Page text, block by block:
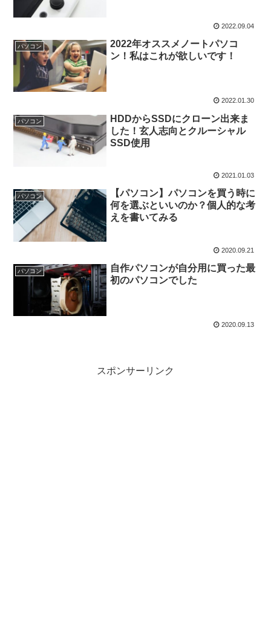
2022.09.04
パソコン
2022年オススメノートパソコ
ン！私はこれが欲しいです！
2022.01.30
パソコン
HDDからSSDにクローン出来ま
した！玄人志向とクルーシャル
SSD使用
2021.01.03
パソコン
【パソコン】パソコンを買う時に
何を選ぶといいのか？個人的な考
えを書いてみる
2020.09.21
パソコン
自作パソコンが自分用に買った最
初のパソコンでした
2020.09.13
スポンサーリンク